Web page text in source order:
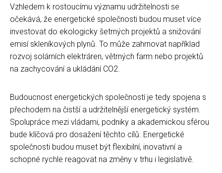
Vzhledem k rostoucímu významu udržitelnosti se
očekává, že energetické společnosti budou muset více
investovat do ekologicky šetrných projektů a snižování
emisí skleníkových plynů. To může zahrnovat například
rozvoj solárních elektráren, větrných farm nebo projektů
na zachycování a ukládání CO2.
Budoucnost energetických společností je tedy spojena s
přechodem na čistší a udržitelnější energetický systém.
Spolupráce mezi vládami, podniky a akademickou sférou
bude klíčová pro dosažení těchto cílů. Energetické
společnosti budou muset být flexibilní, inovativní a
schopné rychle reagovat na změny v trhu i legislativě.